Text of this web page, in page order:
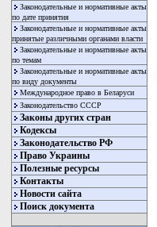
Законодательные и нормативные акты
по дате принятия
Законодательные и нормативные акты
принятые различными органами власти
Законодательные и нормативные акты
по темам
Законодательные и нормативные акты
по виду документы
Международное право в Беларуси
Законодательство СССР
Законы других стран
Кодексы
Законодательство РФ
Право Украины
Полезные ресурсы
Контакты
Новости сайта
Поиск документа